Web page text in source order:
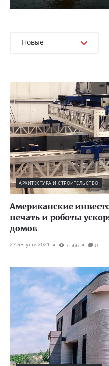
Новые
АРХИТЕКТУРА И СТРОИТЕЛЬСТВО
Американские
печать и роботы
домов
27 августа 2021 7 566 0